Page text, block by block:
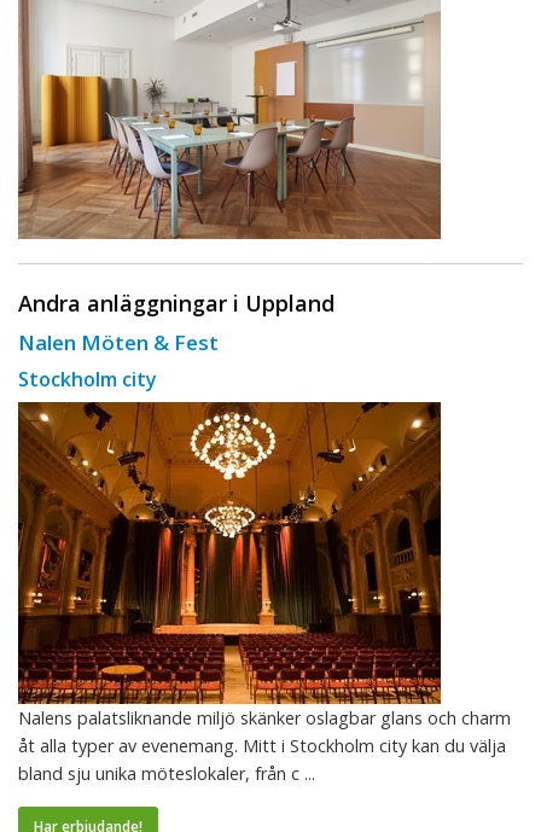
Andra anläggningar i Uppland
Nalen Möten & Fest
Stockholm city
Nalens palatsliknande miljö skänker oslagbar glans och charm
åt alla typer av evenemang. Mitt i Stockholm city kan du välja
bland sju unika möteslokaler, från c ...
Har erbjudande!